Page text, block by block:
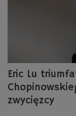
Eric Lu
zwycięzcy